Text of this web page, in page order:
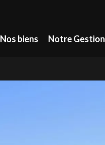
Nos biens Notre Gestion